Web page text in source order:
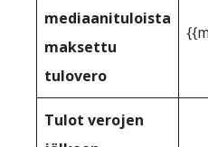
mediaanituloista
maksettu
tulovero
Tulot verojen